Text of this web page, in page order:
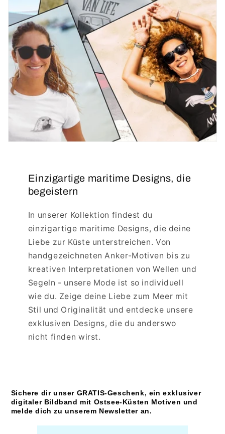
Einzigartige maritime Designs, die
begeistern
In unserer Kollektion findest du
einzigartige maritime Designs, die deine
Liebe zur Küste unterstreichen. Von
handgezeichneten Anker-Motiven bis zu
kreativen Interpretationen von Wellen und
Segeln - unsere Mode ist so individuell
wie du. Zeige deine Liebe zum Meer mit
Stil und Originalität und entdecke unsere
exklusiven Designs, die du anderswo
nicht finden wirst.
Sichere dir unser GRATIS-Geschenk, ein exklusiver
digitaler Bildband mit Ostsee-Küsten Motiven und
melde dich zu unserem Newsletter an.